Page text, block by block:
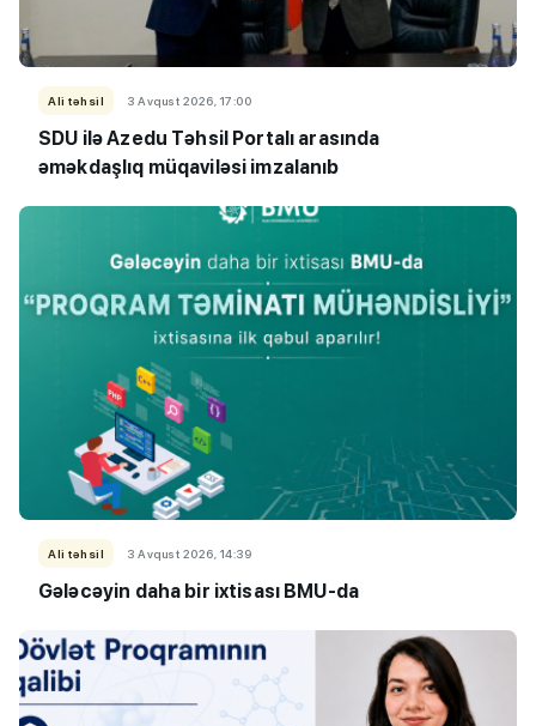
Ali təhsil 3 Avqust 2026, 17:00
SDU ilə Azedu Təhsil Portalı arasında
əməkdaşlıq müqaviləsi imzalanıb
Ali təhsil 3 Avqust 2026, 14:39
Gələcəyin daha bir ixtisası BMU-da